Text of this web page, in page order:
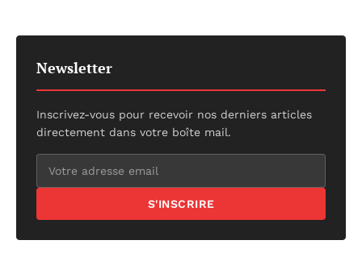
Newsletter
Inscrivez-vous pour recevoir nos derniers articles
directement dans votre boîte mail.
S'INSCRIRE